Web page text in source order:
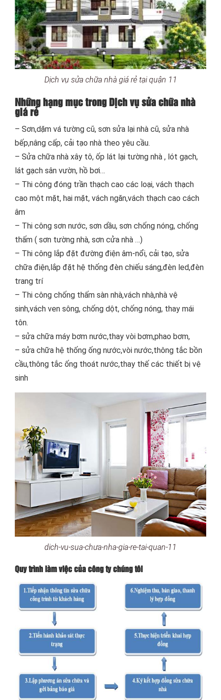
Dịch vụ sửa chữa nhà giá rẻ tại quận 11
Những hạng mục trong Dịch vụ sửa chữa nhà
giá rẻ
– Sơn,dặm vá tường cũ, sơn sửa lại nhà cũ, sửa nhà
bếp,nâng cấp, cải tạo nhà theo yêu cầu.
– Sửa chữa nhà xây tô, ốp lát lại tường nhà , lót gạch,
lát gạch sân vườn, hồ bơi…
– Thi công đóng trần thạch cao các loại, vách thạch
cao một mặt, hai mặt, vách ngăn,vách thạch cao cách
âm
– Thi công sơn nước, sơn dầu, sơn chống nóng, chống
thấm ( sơn tường nhà, sơn cửa nhà …)
– Thi công lắp đặt đường điện âm-nổi, cải tạo, sửa
chữa điện,lắp đặt hệ thống đèn chiếu sáng,đèn led,đèn
trang trí
– Thi công chống thấm sàn nhà,vách nhà,nhà vệ
sinh,vách ven sông, chống dột, chống nóng, thay mái
tôn.
– sửa chữa máy bơm nước,thay vòi bơm,phao bơm,
– sửa chữa hệ thống ống nước,vòi nước,thông tắc bồn
cầu,thông tắc ống thoát nước,thay thế các thiết bị vệ
sinh
dich-vu-sua-chưa-nha-gia-re-tai-quan-11
Quy trình làm việc của công ty chúng tôi